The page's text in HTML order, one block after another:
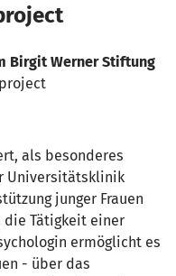
Birgit Werner Stiftung
als besonderes
Universitätsklinik
junger Frauen
die Tätigkeit einer
ermöglicht es
- über das